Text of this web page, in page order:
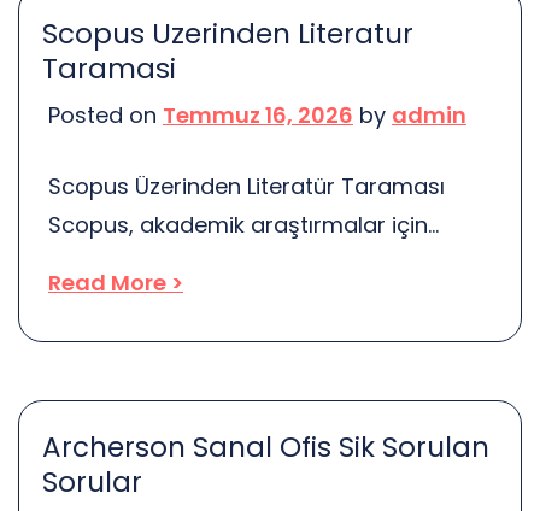
yaratmasına yardımcı olur. Düşünün ki,
spor yaparken kendinizi evinizde gibi
hissetmek, motivasyonunuzu artırabilir.
görsellik değil, aynı zamanda spor
yapma […]
Scopus Uzerinden Literatur
Taramasi
Posted on Temmuz 16, 2026 by admin
Scopus Üzerinden Literatür Taraması
Scopus, akademik araştırmalar için
tabanını nasıl etkili bir şekilde
kullanabilirsiniz? İşte burada devreye
Ancak, bu kadar çok bilgi arasında
kaybolmak kolaydır. Bu nedenle, etkili bir
Read More >
Archerson Sanal Ofis Sik Sorulan
Sorular